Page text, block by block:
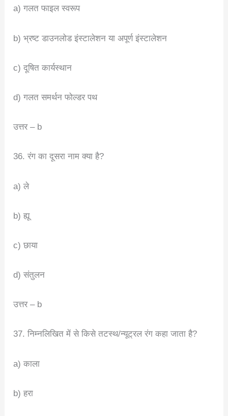
a) गलत फाइल स्वरूप
b) भ्रष्ट डाउनलोड इंस्टालेशन या अपूर्ण इंस्टालेशन
c) दूषित कार्यस्थान
d) गलत समर्थन फोल्डर पथ
उत्तर – b
36. रंग का दूसरा नाम क्या है?
a) ले
b) ह्यू
c) छाया
d) संतुलन
उत्तर – b
37. निम्नलिखित में से किसे तटस्थ/न्यूट्रल रंग कहा जाता है?
a) काला
b) हरा